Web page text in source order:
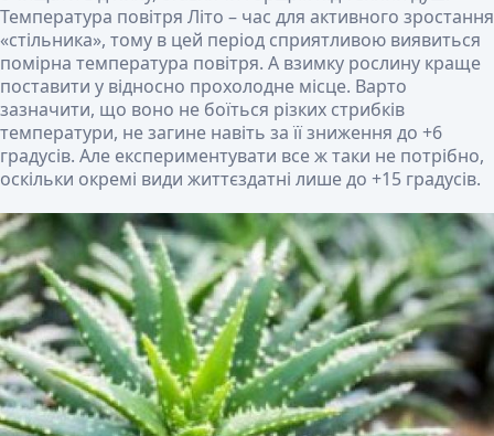
Температура повітря Літо – час для активного зростання
«стільника», тому в цей період сприятливою виявиться
помірна температура повітря. А взимку рослину краще
поставити у відносно прохолодне місце. Варто
зазначити, що воно не боїться різких стрибків
температури, не загине навіть за її зниження до +6
градусів. Але експериментувати все ж таки не потрібно,
оскільки окремі види життєздатні лише до +15 градусів.